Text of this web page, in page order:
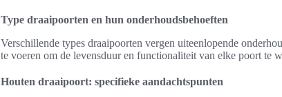
Type draaipoorten en hun onderhoudsbehoeften
Verschillende types draaipoorten vergen uiteenlopende
te voeren om de levensduur en functionaliteit van elke poort te
Houten draaipoort: specifieke aandachtspunten